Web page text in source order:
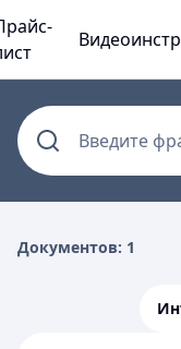
Введите
Документов: 1